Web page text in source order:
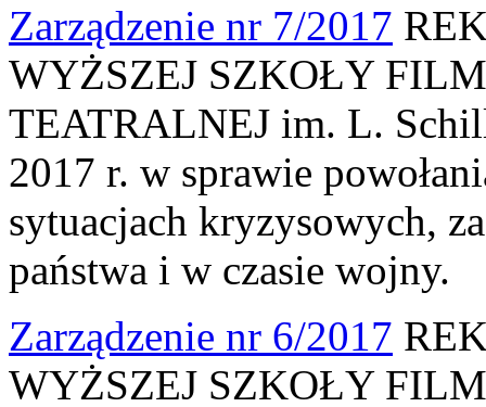
Zarządzenie nr 7/2017
WYŻSZEJ SZKOŁY
TEATRALNEJ im. L.
2017 r. w sprawie
sytuacjach kryzysowych,
państwa i w czasie wojny.
Zarządzenie nr 6/2017
WYŻSZEJ SZKOŁY